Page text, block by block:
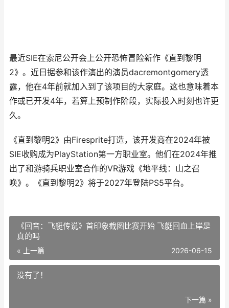
最近SIE在索尼公开会上公开恐怖冒险新作《直到黎明
2》。近日据参和该作演出的演员dacremontgomery透
露，他在4年前就加入到了该项目的大家庭。这也意味着本
作或已开发4年，若算上预制作阶段，实际投入时刻也许更
久。
《直到黎明2》由Firesprite打造，该开发商在2024年被
SIE收购成为PlayStation第一方职业室。他们在2024年推
出了和游骑兵职业室合作的VR游戏《地平线：山之召
唤》。《直到黎明2》将于2027年登陆PS5平台。
《回音：飞艇传说》首印象截图比赛开始 飞艇回血上岸是
真的吗
« 上一篇 2026-06-15
没有了！
下一篇 »